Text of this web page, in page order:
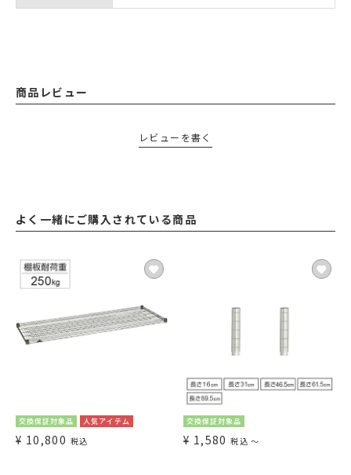
商品レビュー
レビューを書く
よく一緒にご購入されている商品
交換保証対象品 人気アイテム
¥ 10,800 税込
交換保証対象品
¥ 1,580 税込 〜